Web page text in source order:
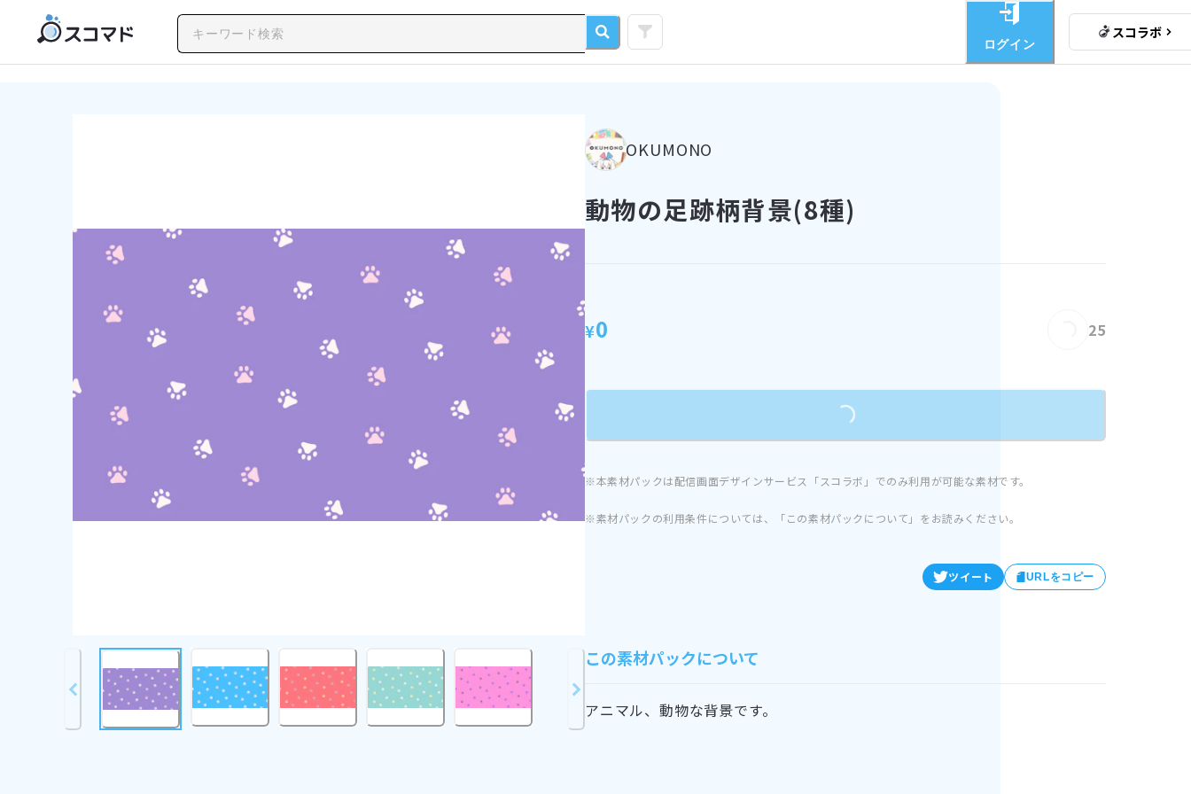
ログイン
スコラボ
OKUMONO
動物の足跡柄背景(8種)
¥0 25
Loading...
※本素材パックは配信画面デザインサービス「スコラボ」でのみ利用が可能な素材です。
※素材パックの利用条件については、「この素材パックについて」をお読みください。
ツイート URLをコピー
この素材パックについて
アニマル、動物な背景です。